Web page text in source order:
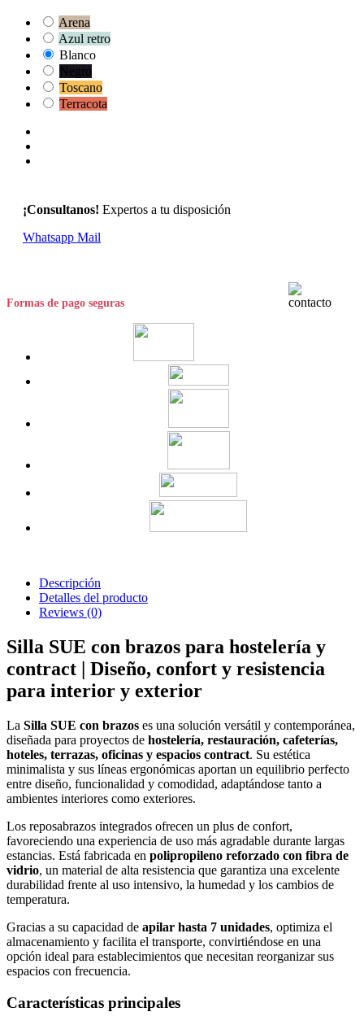
Arena
Azul retro
Blanco
Negro
Toscano
Terracota
¡Consultanos! Expertos a tu disposición
Whatsapp Mail
Formas de pago seguras
Descripción
Detalles del producto
Reviews (0)
Silla SUE con brazos para hostelería y
contract | Diseño, confort y resistencia
para interior y exterior
La Silla SUE con brazos es una solución versátil y contemporánea,
diseñada para proyectos de hostelería, restauración, cafeterías,
hoteles, terrazas, oficinas y espacios contract. Su estética
minimalista y sus líneas ergonómicas aportan un equilibrio perfecto
entre diseño, funcionalidad y comodidad, adaptándose tanto a
ambientes interiores como exteriores.
Los reposabrazos integrados ofrecen un plus de confort,
favoreciendo una experiencia de uso más agradable durante largas
estancias. Está fabricada en polipropileno reforzado con fibra de
vidrio, un material de alta resistencia que garantiza una excelente
durabilidad frente al uso intensivo, la humedad y los cambios de
temperatura.
Gracias a su capacidad de apilar hasta 7 unidades, optimiza el
almacenamiento y facilita el transporte, convirtiéndose en una
opción ideal para establecimientos que necesitan reorganizar sus
espacios con frecuencia.
Características principales